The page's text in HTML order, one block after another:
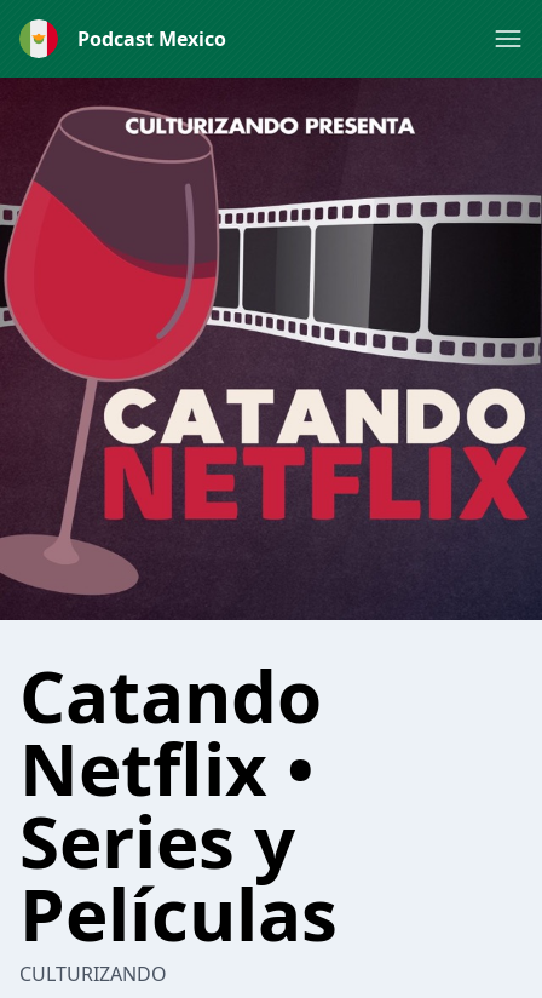
Podcast Mexico
Catando
Netflix •
Series y
Películas
CULTURIZANDO